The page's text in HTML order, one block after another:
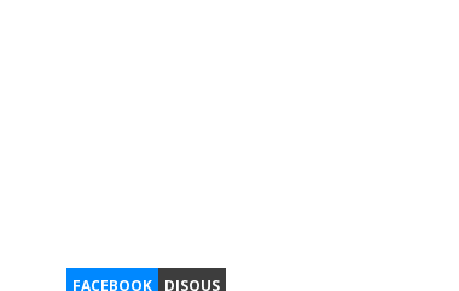
FACEBOOK DISQUS